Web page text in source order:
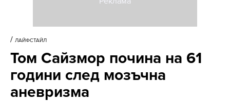
/ ЛАЙФСТАЙЛ
Том Сайзмор почина на 61
години след мозъчна
аневризма